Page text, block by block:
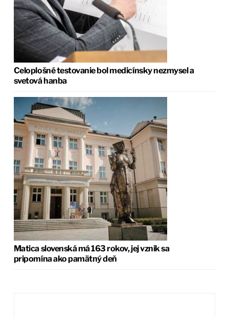
Celoplošné testovanie bol medicínsky nezmysel a
svetová hanba
Matica slovenská má 163 rokov, jej vznik sa
pripomína ako pamätný deň